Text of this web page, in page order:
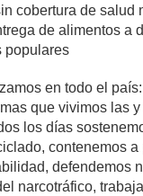
cobertura de salud
de alimentos a
populares
en todo el
que vivimos las y
los días
contenemos a
defendemos
narcotráfico,